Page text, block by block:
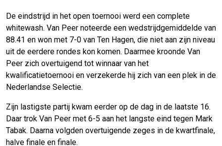
De eindstrijd in het open toernooi werd een complete
whitewash. Van Peer noteerde een wedstrijdgemiddelde van
88.41 en won met 7-0 van Ten Hagen, die niet aan zijn niveau
uit de eerdere rondes kon komen. Daarmee kroonde Van
Peer zich overtuigend tot winnaar van het
kwalificatietoernooi en verzekerde hij zich van een plek in de
Nederlandse Selectie.
Zijn lastigste partij kwam eerder op de dag in de laatste 16.
Daar trok Van Peer met 6-5 aan het langste eind tegen Mark
Tabak. Daarna volgden overtuigende zeges in de kwartfinale,
halve finale en finale.